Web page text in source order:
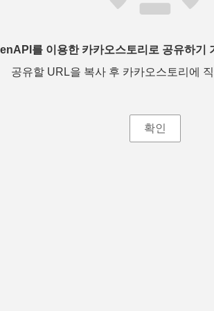
를 이용한 카카오스토리로 공유하기
공유할 URL을 복사 후 카카오스토리에
확인